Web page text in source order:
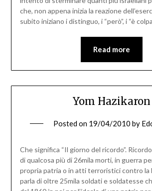
che, non appena inizia la reazione
subito iniziano i distinguo, i “però”, i “è
Read more
Yom Hazikaron
Posted on 19/04/2010 by
Che significa “Il giorno del ricordo”.
di qualcosa più di 26mila morti, in guerra
propria patria o in atti terroristici contro la
parla di oltre 25mila soldati e soldatesse